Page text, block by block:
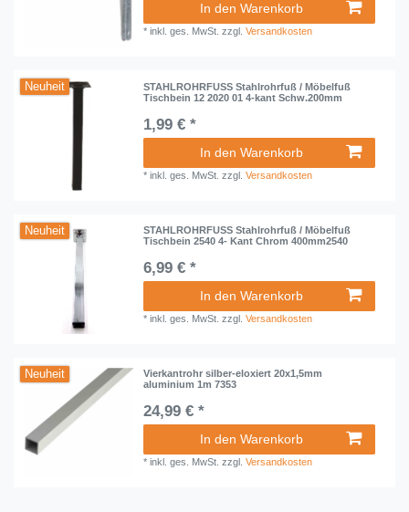
In den Warenkorb
*inkl. ges. MwSt. zzgl.Versandkosten
Neuheit
STAHLROHRFUSS Stahlrohrfuß / Möbelfuß
Tischbein 12 2020 01 4-kant Schw.200mm
1,99 € *
In den Warenkorb
*inkl. ges. MwSt. zzgl.Versandkosten
Neuheit
STAHLROHRFUSS Stahlrohrfuß / Möbelfuß
Tischbein 2540 4- Kant Chrom 400mm2540
6,99 € *
In den Warenkorb
*inkl. ges. MwSt. zzgl.Versandkosten
Neuheit
Vierkantrohr silber-eloxiert 20x1,5mm
aluminium 1m 7353
24,99 € *
In den Warenkorb
*inkl. ges. MwSt. zzgl.Versandkosten